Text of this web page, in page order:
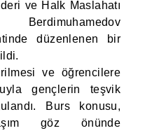
ve Halk Maslahatı
Berdimuhamedov
düzenlenen bir
ve öğrencilere
gençlerin teşvik
Burs konusu,
göz önünde